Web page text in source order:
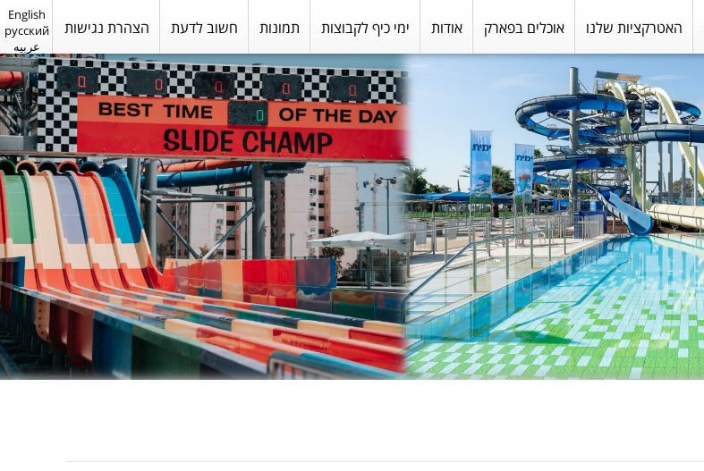
English
русский
عربيه
האטרקציות שלנו אוכלים בפארק אודות ימי כיף לקבוצות תמונות חשוב לדעת הצהרת נגישות